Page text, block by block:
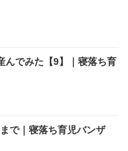
んでみた【9】｜寝落ち育
で｜寝落ち育児バンザ